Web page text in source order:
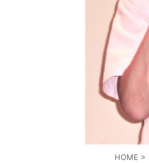
HOME >